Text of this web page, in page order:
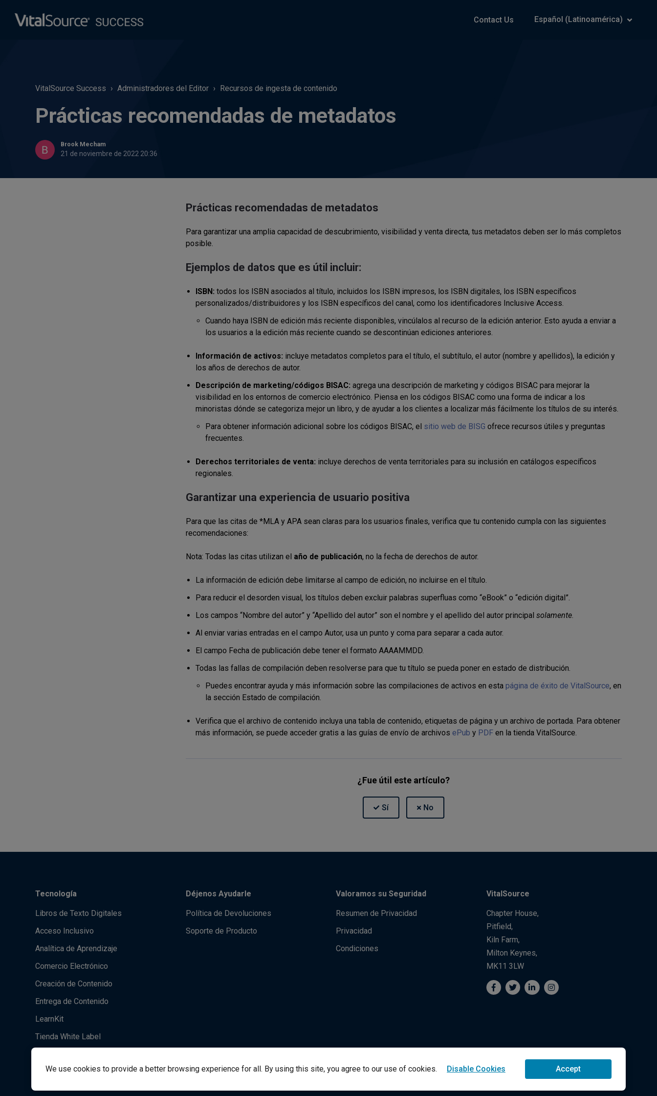
We use cookies to provide a better browsing experience for all. By using this site, you agree to our use of cookies. Disable Cookies Accept
Contact Us Español (Latinoamérica)
VitalSource Success Administradores del Editor Recursos de ingesta de contenido
Prácticas recomendadas de metadatos
Brook Mecham
21 de noviembre de 2022 20:36
Prácticas recomendadas de metadatos
Para garantizar una amplia capacidad de descubrimiento, visibilidad y venta directa, tus metadatos deben ser lo más completos
posible.
Ejemplos de datos que es útil incluir:
ISBN: todos los ISBN asociados al título, incluidos los ISBN impresos, los ISBN digitales, los ISBN específicos
personalizados/distribuidores y los ISBN específicos del canal, como los identificadores Inclusive Access.
Cuando haya ISBN de edición más reciente disponibles, vincúlalos al recurso de la edición anterior. Esto ayuda a enviar a
los usuarios a la edición más reciente cuando se descontinúan ediciones anteriores.
Información de activos: incluye metadatos completos para el título, el subtítulo, el autor (nombre y apellidos), la edición y
los años de derechos de autor.
Descripción de marketing/códigos BISAC: agrega una descripción de marketing y códigos BISAC para mejorar la
visibilidad en los entornos de comercio electrónico. Piensa en los códigos BISAC como una forma de indicar a los
minoristas dónde se categoriza mejor un libro, y de ayudar a los clientes a localizar más fácilmente los títulos de su interés.
Para obtener información adicional sobre los códigos BISAC, el sitio web de BISG ofrece recursos útiles y preguntas
frecuentes.
Derechos territoriales de venta: incluye derechos de venta territoriales para su inclusión en catálogos específicos
regionales.
Garantizar una experiencia de usuario positiva
Para que las citas de *MLA y APA sean claras para los usuarios finales, verifica que tu contenido cumpla con las siguientes
recomendaciones:
Nota: Todas las citas utilizan el año de publicación, no la fecha de derechos de autor.
La información de edición debe limitarse al campo de edición, no incluirse en el título.
Para reducir el desorden visual, los títulos deben excluir palabras superfluas como “eBook” o “edición digital”.
Los campos “Nombre del autor” y “Apellido del autor” son el nombre y el apellido del autor principal solamente.
Al enviar varias entradas en el campo Autor, usa un punto y coma para separar a cada autor.
El campo Fecha de publicación debe tener el formato AAAAMMDD.
Todas las fallas de compilación deben resolverse para que tu título se pueda poner en estado de distribución.
Puedes encontrar ayuda y más información sobre las compilaciones de activos en esta página de éxito de VitalSource, en
la sección Estado de compilación.
Verifica que el archivo de contenido incluya una tabla de contenido, etiquetas de página y un archivo de portada. Para obtener
más información, se puede acceder gratis a las guías de envío de archivos ePub y PDFen la tienda VitalSource.
¿Fue útil este artículo?
Tecnología
Libros de Texto Digitales
Acceso Inclusivo
Analítica de Aprendizaje
Comercio Electrónico
Creación de Contenido
Entrega de Contenido
LearnKit
Tienda White Label
Déjenos Ayudarle
Política de Devoluciones
Soporte de Producto
Valoramos su Seguridad
Resumen de Privacidad
Privacidad
Condiciones
VitalSource
Chapter House,
Pitfield,
Kiln Farm,
Milton Keynes,
MK11 3LW